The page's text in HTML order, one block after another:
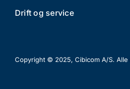
Drift og service
Copyright © 2025, Cibicom A/S.